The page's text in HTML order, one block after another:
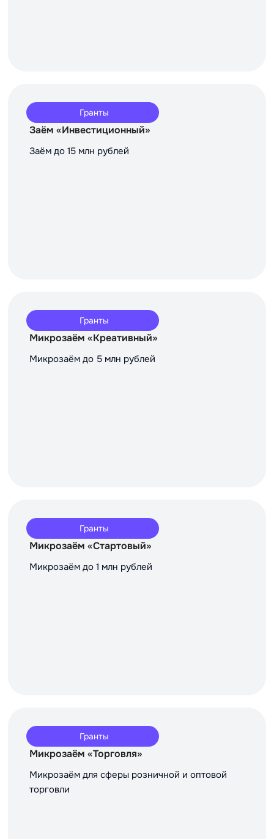
Гранты
Заём «Инвестиционный»
Заём до 15 млн рублей
Гранты
Микрозаём «Креативный»
Микрозаём до 5 млн рублей
Гранты
Микрозаём «Стартовый»
Микрозаём до 1 млн рублей
Гранты
Микрозаём «Торговля»
Микрозаём для сферы розничной и оптовой
торговли